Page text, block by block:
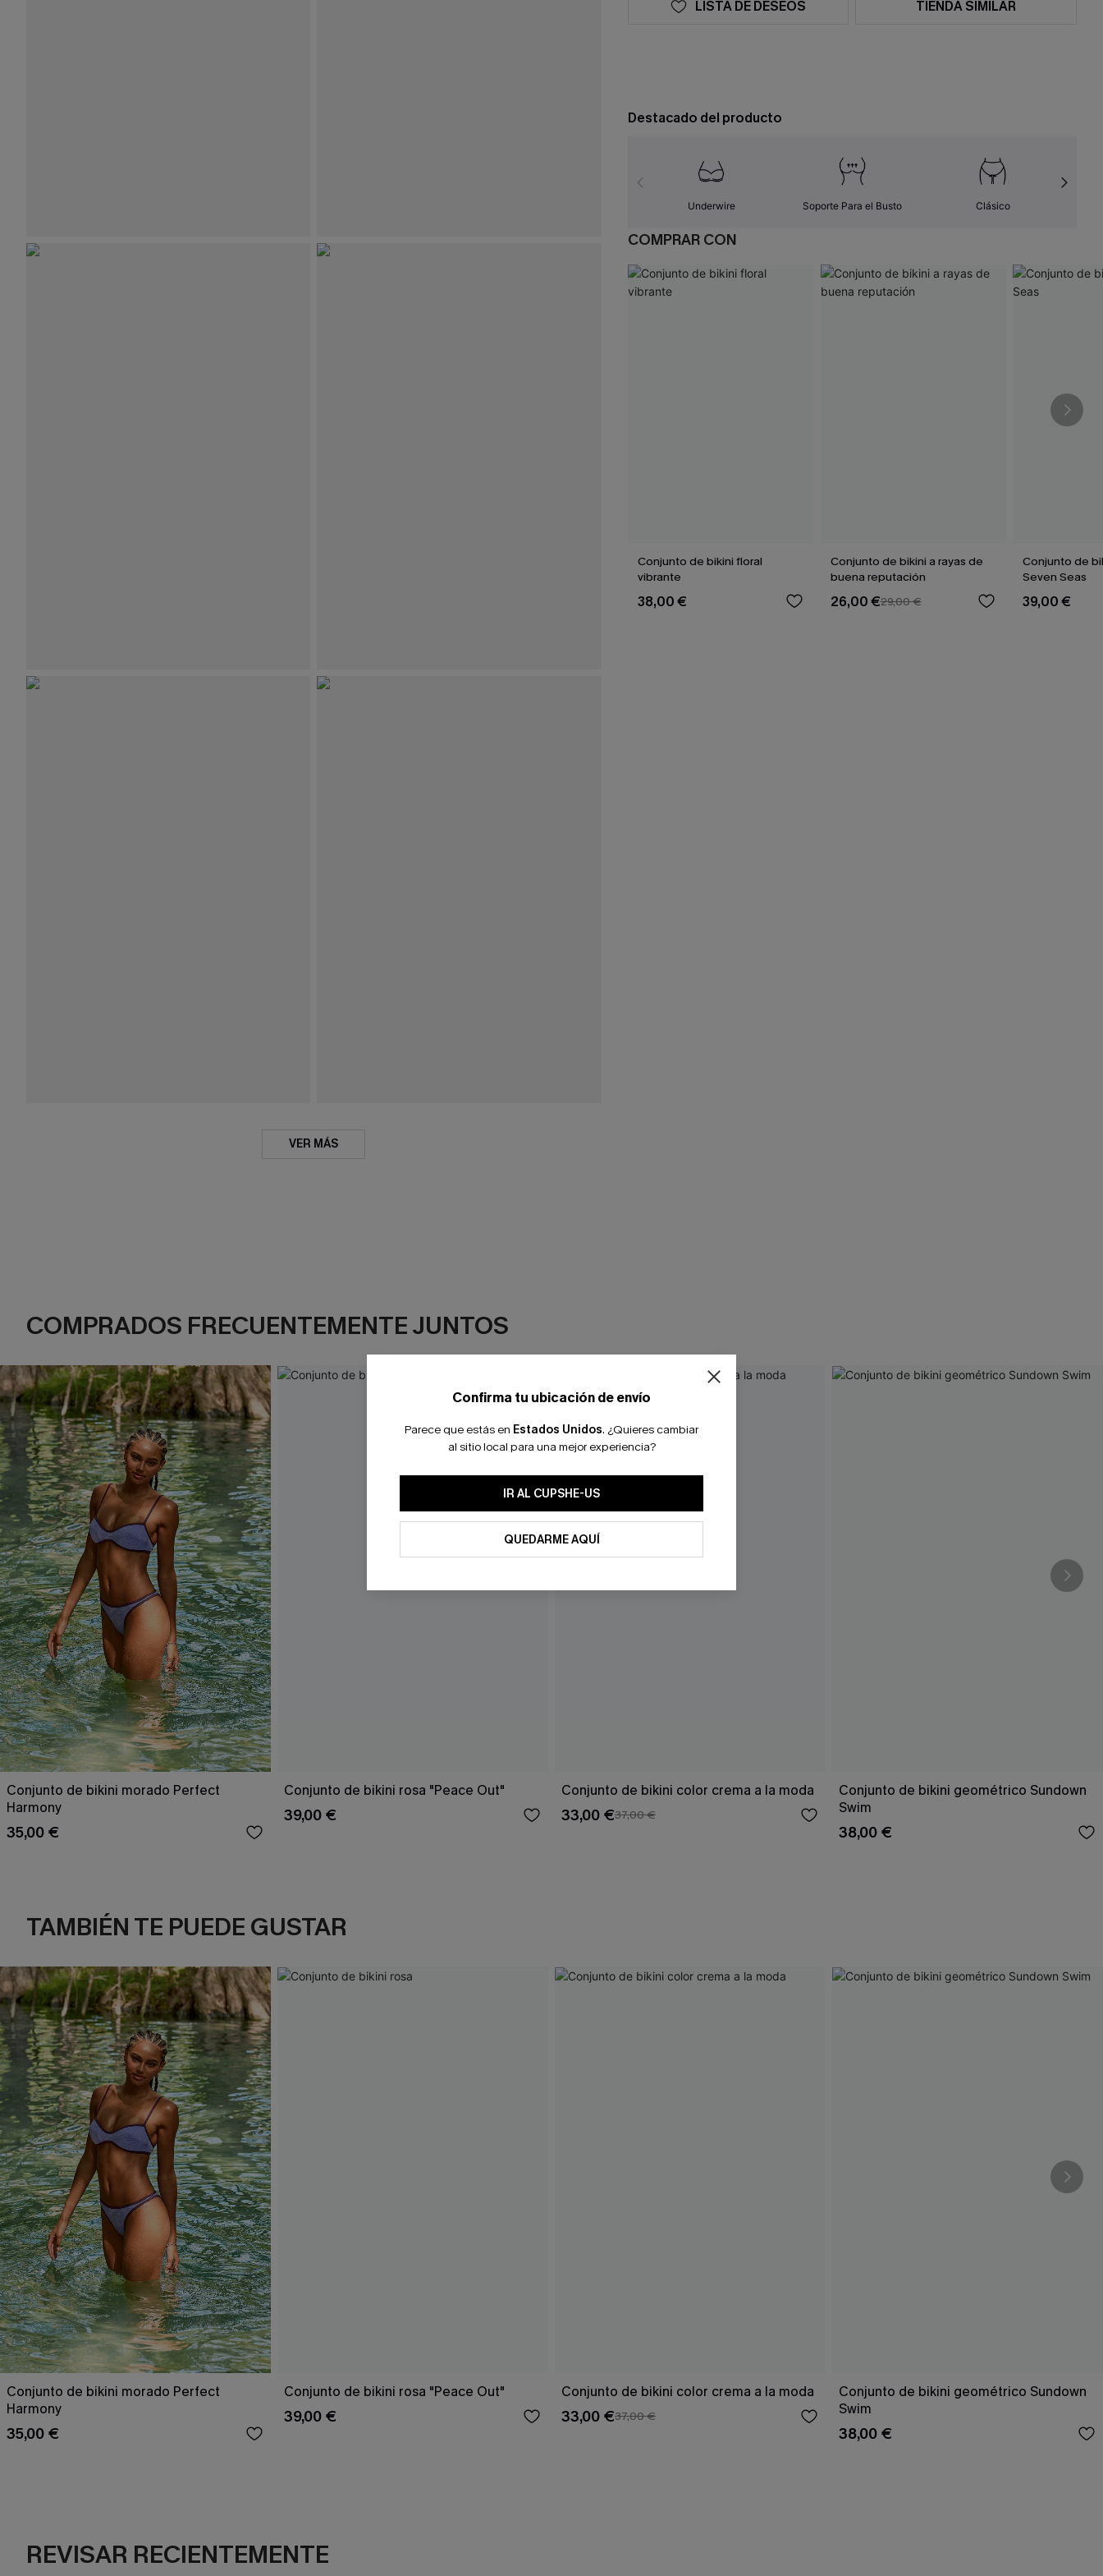
VER MÁS
LISTA DE DESEOS TIENDA SIMILAR
Destacado del producto
Underwire Soporte Para el Busto Clásico
COMPRAR CON
Conjunto de bikini floral
vibrante
38,00 €
Conjunto de bikini a rayas de
buena reputación
26,00 €29,00 €
Conjunto de
Seven Seas
39,00 €
COMPRADOS FRECUENTEMENTE JUNTOS
Conjunto de bikini morado Perfect
Harmony
35,00 €
Conjunto de bikini rosa "Peace Out"
39,00 €
Conjunto de bikini color crema a la moda
33,00 €37,00 €
Conjunto de bikini geométrico Sundown
Swim
38,00 €
TAMBIÉN TE PUEDE GUSTAR
Conjunto de bikini morado Perfect
Harmony
35,00 €
Conjunto de bikini rosa "Peace Out"
39,00 €
Conjunto de bikini color crema a la moda
33,00 €37,00 €
Conjunto de bikini geométrico Sundown
Swim
38,00 €
REVISAR RECIENTEMENTE
Confirma tu ubicación de envío
Parece que estás en Estados Unidos. ¿Quieres cambiar
al sitio local para una mejor experiencia?
IR AL CUPSHE-US
QUEDARME AQUÍ